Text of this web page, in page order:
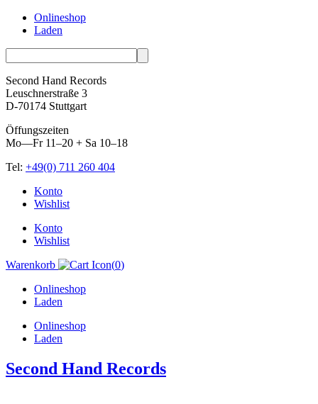
Onlineshop
Laden
Second Hand Records
Leuschnerstraße 3
D-70174 Stuttgart
Öffungszeiten
Mo—Fr 11–20 + Sa 10–18
Tel: +49(0) 711 260 404
Skip
Konto
Wishlist
Konto
Wishlist
Warenkorb
(0)
Onlineshop
Laden
Onlineshop
Laden
Second Hand Records